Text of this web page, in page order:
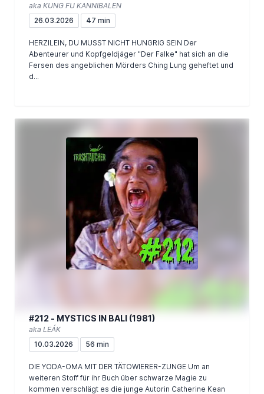
aka KUNG FU KANNIBALEN
26.03.2026
47 min
HERZILEIN, DU MUSST NICHT HUNGRIG SEIN Der
Abenteurer und Kopfgeldjäger "Der Falke" hat sich an die
Fersen des angeblichen Mörders Ching Lung geheftet und
d...
#212 - MYSTICS IN BALI (1981)
aka LEÁK
10.03.2026
56 min
DIE YODA-OMA MIT DER TÄTOWIERER-ZUNGE Um an
weiteren Stoff für ihr Buch über schwarze Magie zu
kommen verschlägt es die junge Autorin Catherine Kean